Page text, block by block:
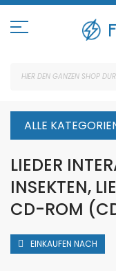
Direkt
Inhalt
ALLE
LIEDER
INSEKTEN,
CD-ROM
EINKAUFEN NACH